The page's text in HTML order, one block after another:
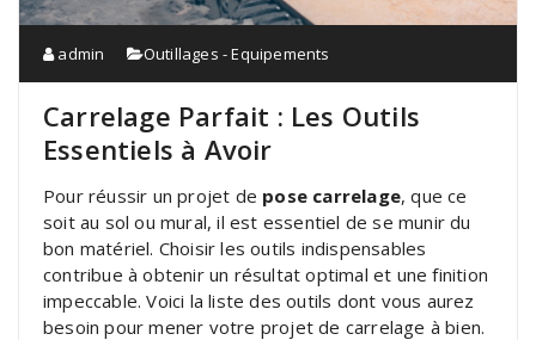
admin Outillages - Equipements
Carrelage Parfait : Les Outils
Essentiels à Avoir
Pour réussir un projet de pose carrelage, que ce
soit au sol ou mural, il est essentiel de se munir du
bon matériel. Choisir les outils indispensables
contribue à obtenir un résultat optimal et une finition
impeccable. Voici la liste des outils dont vous aurez
besoin pour mener votre projet de carrelage à bien.